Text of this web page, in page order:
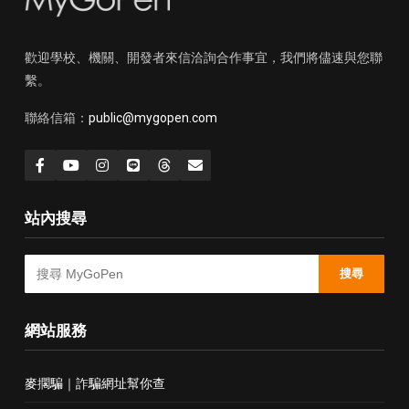
歡迎學校、機關、開發者來信洽詢合作事宜，我們將儘速與您聯
繫。
聯絡信箱： public@mygopen.com
站內搜尋
搜尋
網站服務
麥擱騙｜詐騙網址幫你查